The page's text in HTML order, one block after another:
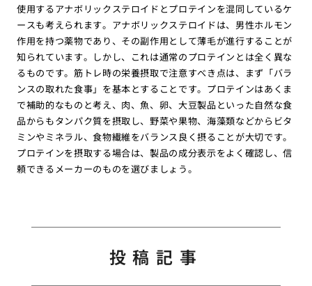
使用するアナボリックステロイドとプロテインを混同しているケ
ースも考えられます。アナボリックステロイドは、男性ホルモン
作用を持つ薬物であり、その副作用として薄毛が進行することが
知られています。しかし、これは通常のプロテインとは全く異な
るものです。筋トレ時の栄養摂取で注意すべき点は、まず「バラ
ンスの取れた食事」を基本とすることです。プロテインはあくま
で補助的なものと考え、肉、魚、卵、大豆製品といった自然な食
品からもタンパク質を摂取し、野菜や果物、海藻類などからビタ
ミンやミネラル、食物繊維をバランス良く摂ることが大切です。
プロテインを摂取する場合は、製品の成分表示をよく確認し、信
頼できるメーカーのものを選びましょう。
投稿記事